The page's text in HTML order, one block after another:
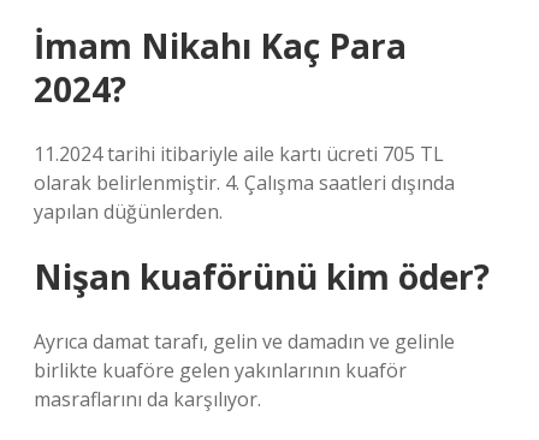
İmam Nikahı Kaç Para
2024?
11.2024 tarihi itibariyle aile kartı ücreti 705 TL
olarak belirlenmiştir. 4. Çalışma saatleri dışında
yapılan düğünlerden.
Nişan kuaförünü kim öder?
Ayrıca damat tarafı, gelin ve damadın ve gelinle
birlikte kuaföre gelen yakınlarının kuaför
masraflarını da karşılıyor.